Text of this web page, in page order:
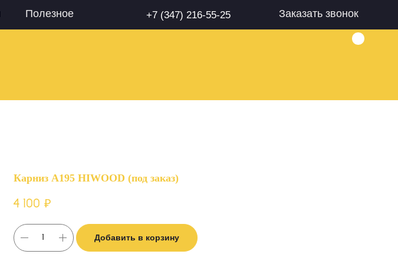
Полезное Заказать звонок
+7 (347) 216-55-25
Карниз A195 HIWOOD (под заказ)
4 100 ₽
Добавить в корзину